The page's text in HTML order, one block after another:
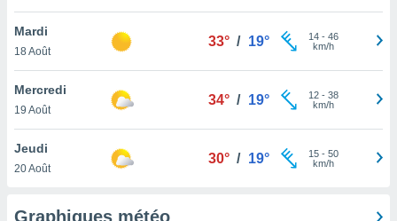
que
et que
Mardi
18 Août
33° / 19° 14- 46
km/h
Mercredi
19 Août
34° / 19° 12- 38
km/h
Jeudi
20 Août
30° / 19° 15- 50
km/h
Graphiques météo